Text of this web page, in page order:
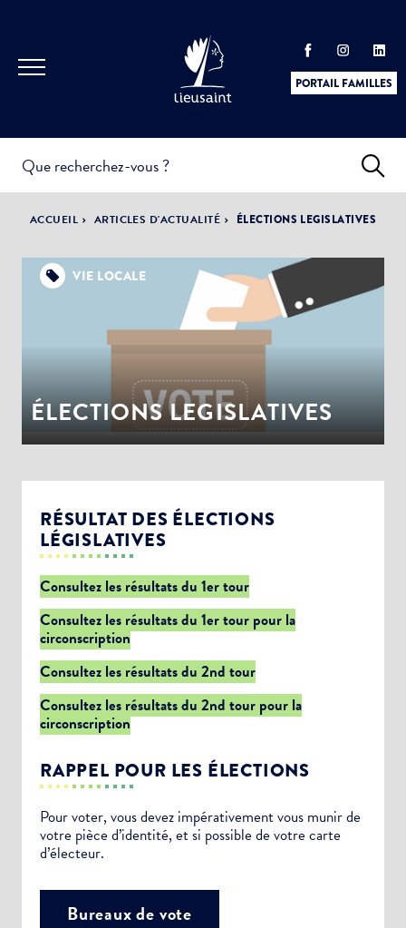
PORTAIL FAMILLES
PRATIQUES &
DÉMARCHES
ACTUALITÉS &
ÉVÈNEMENTS
LA VILLE
DÉMOCRATIE
PARTICIPATIVE
ACCUEIL ARTICLES D'ACTUALITÉ ÉLECTIONS LEGISLATIVES
VIE LOCALE
ÉLECTIONS LEGISLATIVES
RÉSULTAT DES ÉLECTIONS
LÉGISLATIVES
Consultez les résultats du 1er tour
Consultez les résultats du 1er tour pour la
circonscription
Consultez les résultats du 2nd tour
Consultez les résultats du 2nd tour pour la
circonscription
RAPPEL POUR LES ÉLECTIONS
Pour voter, vous devez impérativement vous munir de
votre pièce d’identité, et si possible de votre carte
d’électeur.
Bureaux de vote